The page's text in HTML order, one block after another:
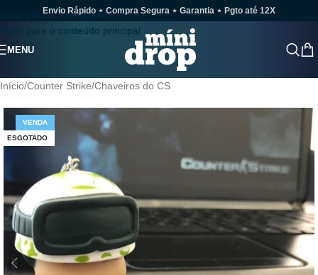
Pular para a navegação
Pular para o conteúdo principal
Envio Rápido ⋆ Compra Segura ⋆ Garantia ⋆ Pgto até 12X
MENU
Início/Counter Strike/Chaveiros do CS
VENDA
ESGOTADO